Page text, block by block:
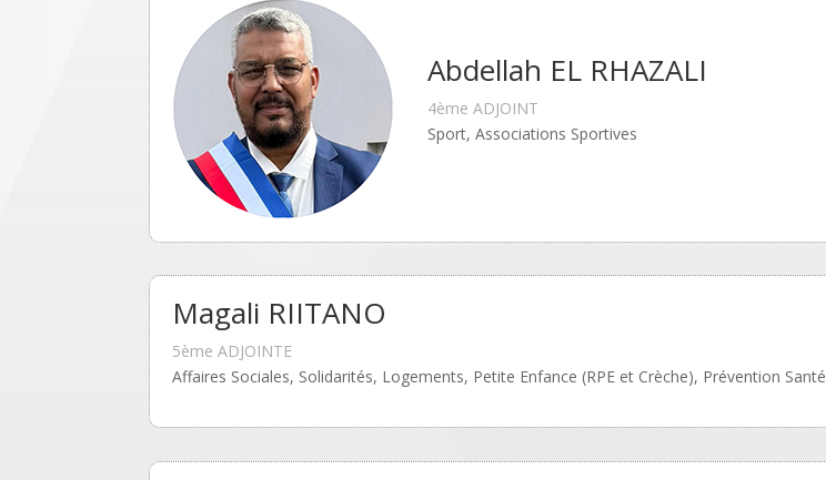
Abdellah EL RHAZALI
4ème ADJOINT
Sport, Associations Sportives
Magali RIITANO
5ème ADJOINTE
Affaires Sociales, Solidarités, Logements, Petite Enfance (RPE et Crèche), Prévention Santé